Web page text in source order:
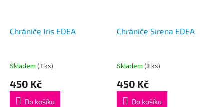
Chrániče Iris EDEA
Skladem (3 ks)
450 Kč
Do košíku
Chrániče Sirena EDEA
Skladem (3 ks)
450 Kč
Do košíku